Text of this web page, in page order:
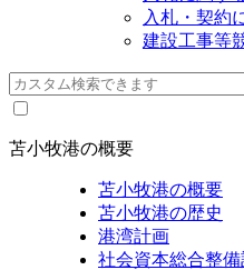
入札・契約
建設工事等
苫小牧港の概要
苫小牧港の概要
苫小牧港の歴史
港湾計画
社会資本総合整